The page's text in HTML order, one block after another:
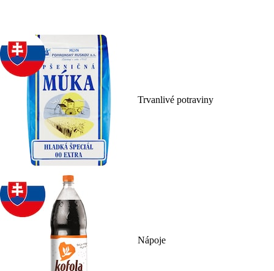
Trvanlivé potraviny
Nápoje